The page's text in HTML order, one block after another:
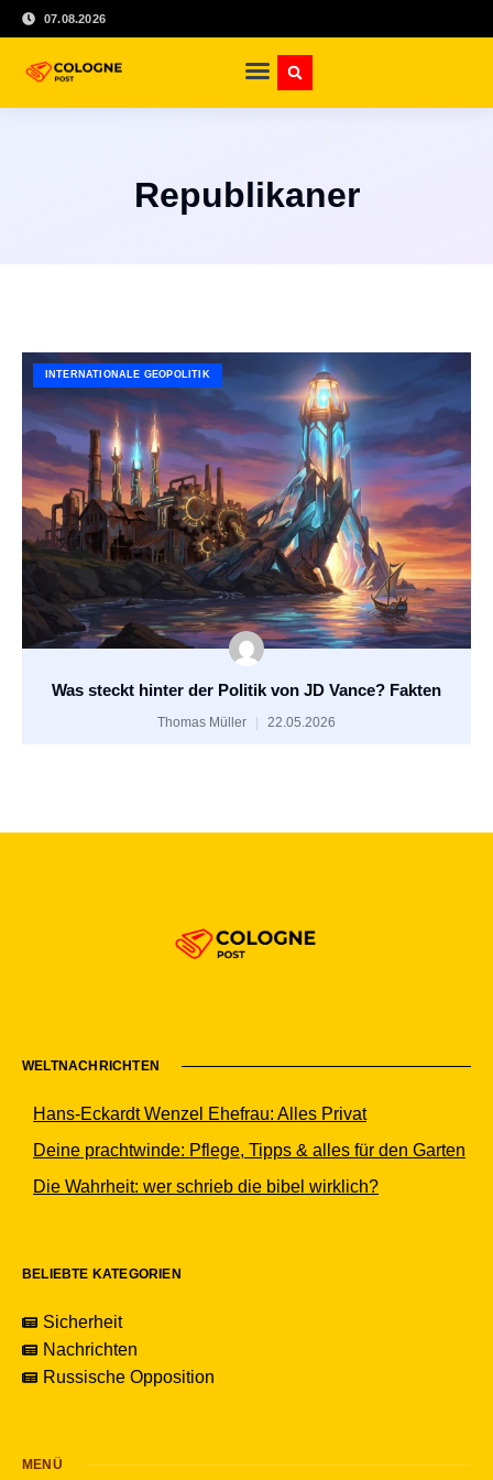
07.08.2026
Republikaner
INTERNATIONALE GEOPOLITIK
Was steckt hinter der Politik von JD Vance? Fakten
Thomas Müller 22.05.2026
WELTNACHRICHTEN
Hans-Eckardt Wenzel Ehefrau: Alles Privat
Deine prachtwinde: Pflege, Tipps & alles für den Garten
Die Wahrheit: wer schrieb die bibel wirklich?
BELIEBTE KATEGORIEN
Sicherheit
Nachrichten
Russische Opposition
MENÜ